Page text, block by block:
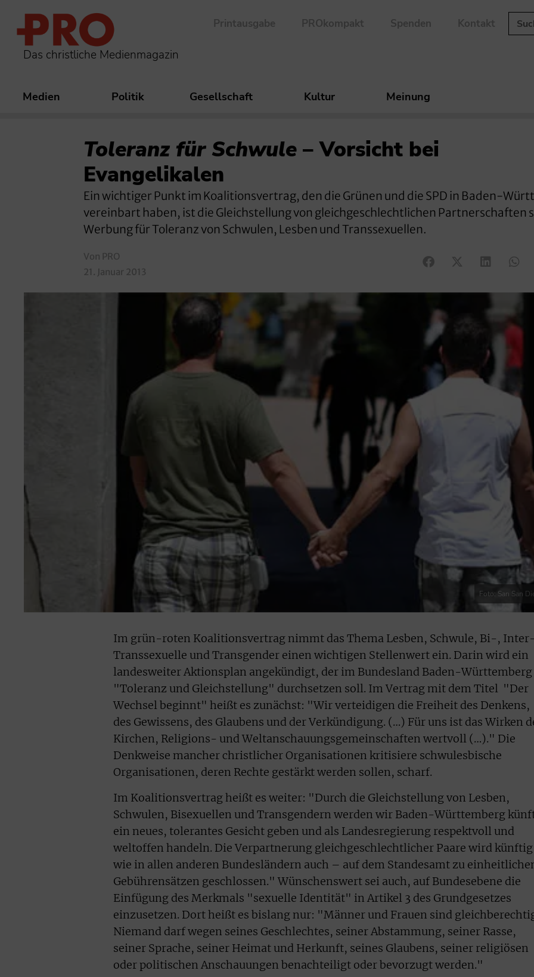
Das christliche Medienmagazin
Printausgabe PROkompakt Spenden Kontakt
Medien Politik Gesellschaft Kultur Meinung
Toleranz für Schwule – Vorsicht bei
Evangelikalen
Ein wichtiger Punkt im Koalitionsvertrag, den die Grünen und die SPD in Baden-
vereinbart haben, ist die Gleichstellung von gleichgeschlechtlichen Partnerschaften
Werbung für Toleranz von Schwulen, Lesben und Transsexuellen.
Von PRO
21. Januar 2013
Foto: San San
Im grün-roten Koalitionsvertrag nimmt das Thema Lesben, Schwule, Bi-,
Transsexuelle und Transgender einen wichtigen Stellenwert ein. Darin wird ein
landesweiter Aktionsplan angekündigt, der im Bundesland Baden-Württemberg
"Toleranz und Gleichstellung" durchsetzen soll. Im Vertrag mit dem Titel "Der
Wechsel beginnt" heißt es zunächst: "Wir verteidigen die Freiheit des Denkens,
des Gewissens, des Glaubens und der Verkündigung. (…) Für uns ist das Wirken
Kirchen, Religions- und Weltanschauungsgemeinschaften wertvoll (…)." Die
Denkweise mancher christlicher Organisationen kritisiere schwulesbische
Organisationen, deren Rechte gestärkt werden sollen, scharf.
Im Koalitionsvertrag heißt es weiter: "Durch die Gleichstellung von Lesben,
Schwulen, Bisexuellen und Transgendern werden wir Baden-Württemberg
ein neues, tolerantes Gesicht geben und als Landesregierung respektvoll und
weltoffen handeln. Die Verpartnerung gleichgeschlechtlicher Paare wird
wie in allen anderen Bundesländern auch – auf dem Standesamt zu
Gebührensätzen geschlossen." Wünschenswert sei auch, auf Bundesebene die
Einfügung des Merkmals "sexuelle Identität" in Artikel 3 des Grundgesetzes
einzusetzen. Dort heißt es bislang nur: "Männer und Frauen sind
Niemand darf wegen seines Geschlechtes, seiner Abstammung, seiner Rasse,
seiner Sprache, seiner Heimat und Herkunft, seines Glaubens, seiner religiösen
oder politischen Anschauungen benachteiligt oder bevorzugt werden."